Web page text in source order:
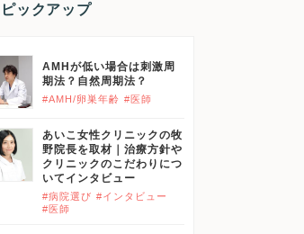
ピックアップ
AMHが低い場合は刺激周
期法？自然周期法？
#AMH/卵巣年齢 #医師
あいこ女性クリニックの牧
野院長を取材｜治療方針や
クリニックのこだわりにつ
いてインタビュー
#病院選び #インタビュー
#医師